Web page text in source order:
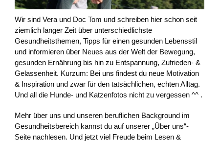
Wir sind Vera und Doc Tom und schreiben hier schon seit
ziemlich langer Zeit über unterschiedlichste
Gesundheitsthemen, Tipps für einen gesunden Lebensstil
und informieren über Neues aus der Welt der Bewegung,
gesunden Ernährung bis hin zu Entspannung, Zufrieden- &
Gelassenheit. Kurzum: Bei uns findest du neue Motivation
& Inspiration und zwar für den tatsächlichen, echten Alltag.
Und all die Hunde- und Katzenfotos nicht zu vergessen ^^ .
Mehr über uns und unseren beruflichen Background im
Gesundheitsbereich kannst du auf unserer „Über uns“-
Seite nachlesen. Und jetzt viel Freude beim Lesen &